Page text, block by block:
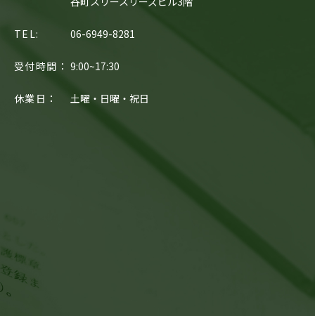
TEL: 06-6949-8281
受付時間： 9:00~17:30
休業日： 土曜・日曜・祝日